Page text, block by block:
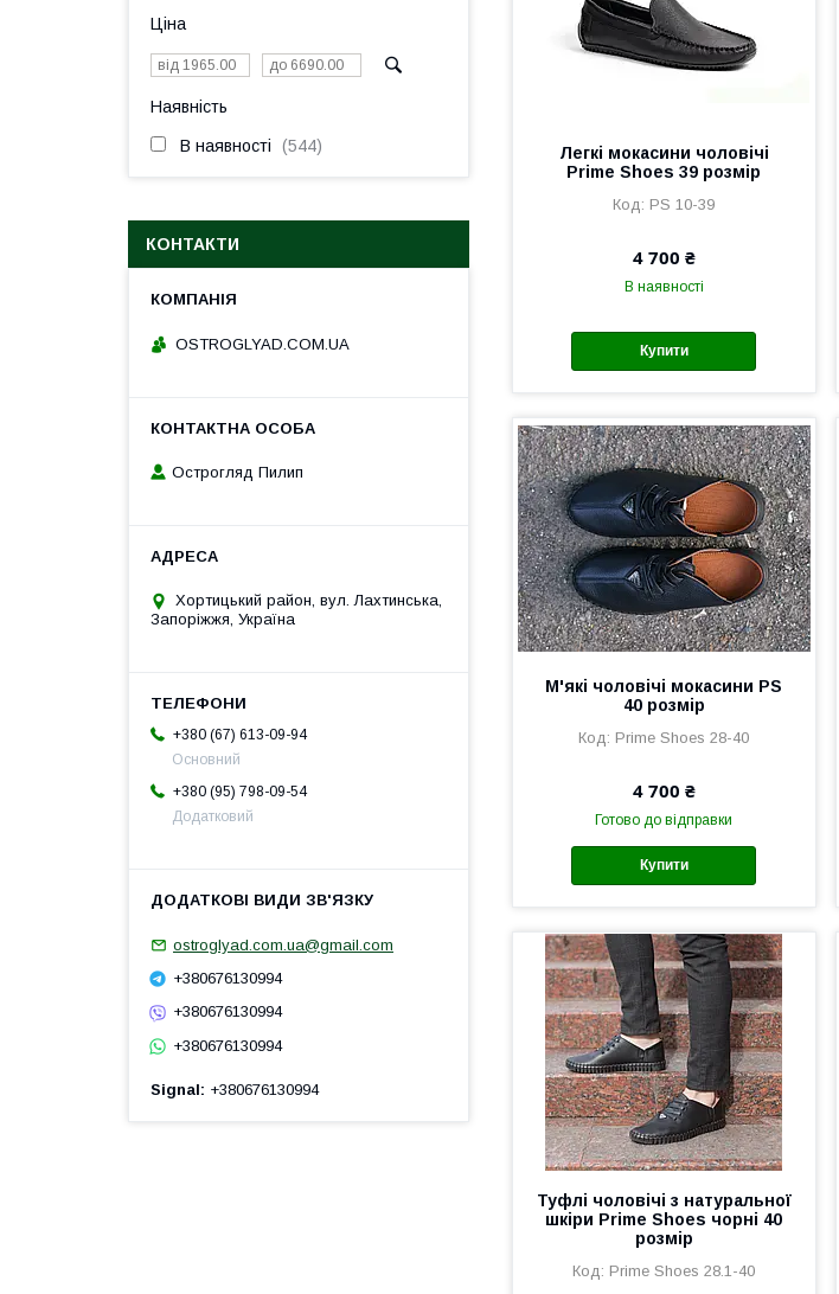
Легкі мокасини чоловічі
Prime Shoes 39 розмір
PS 10-39
4 700 ₴
В наявності
Купити
М'які чоловічі мокасини PS
40 розмір
Prime Shoes 28-40
4 700 ₴
Готово до відправки
Купити
Туфлі чоловічі з натуральної
шкіри Prime Shoes чорні 40
розмір
Prime Shoes 28.1-40
Ціна
Наявність
В наявності 544
КОНТАКТИ
ОSTROGLYAD.СOM.UA
Острогляд Пилип
Хортицький район, вул. Лахтинська,
Запоріжжя, Україна
+380 (67) 613-09-94
Основний
+380 (95) 798-09-54
Додатковий
ostroglyad.com.ua@gmail.com
+380676130994
+380676130994
+380676130994
Signal +380676130994